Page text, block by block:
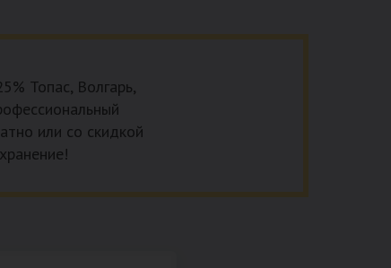
Топас, Волгарь,
или со скидкой